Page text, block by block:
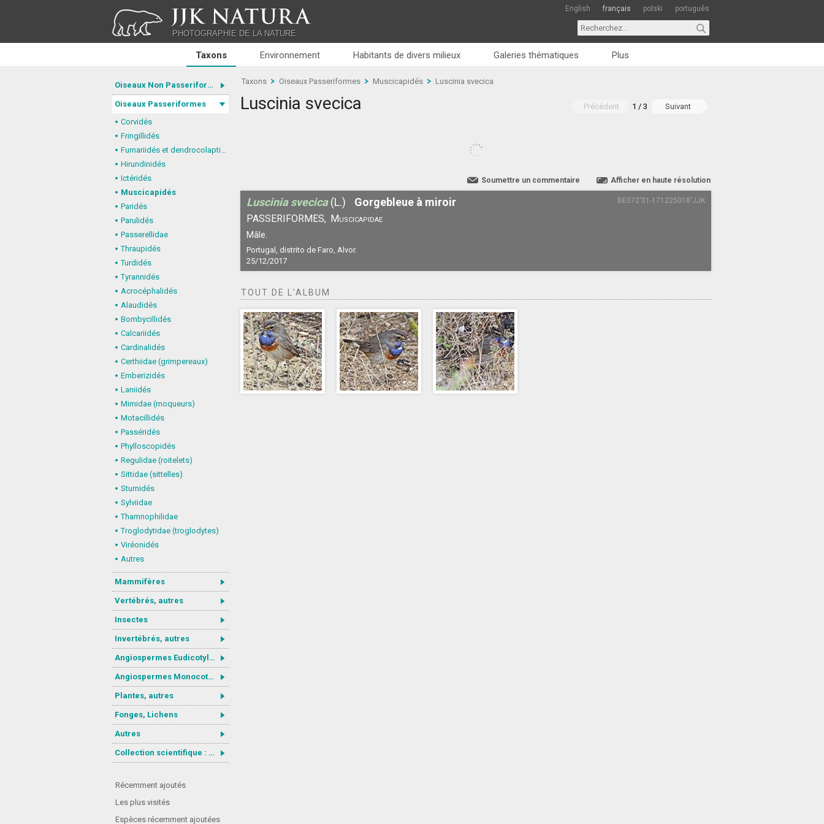
JJK NATURA
PHOTOGRAPHIE DE LA NATURE
English français polski português
Taxons Environnement Habitants de divers milieux Galeries thématiques Plus
Oiseaux Non Passeriformes
Oiseaux Passeriformes
Corvidés
Fringillidés
Furnariidés et dendrocolaptidés
Hirundinidés
Ictéridés
Muscicapidés
Paridés
Parulidés
Passerellidae
Thraupidés
Turdidés
Tyrannidés
Acrocéphalidés
Alaudidés
Bombycillidés
Calcariidés
Cardinalidés
Certhiidae (grimpereaux)
Emberizidés
Laniidés
Mimidae (moqueurs)
Motacillidés
Passéridés
Phylloscopidés
Regulidae (roitelets)
Sittidae (sittelles)
Sturnidés
Sylviidae
Thamnophilidae
Troglodytidae (troglodytes)
Viréonidés
Autres
Mammifères
Vertébrés, autres
Insectes
Invertébrés, autres
Angiospermes Eudicotylédones
Angiospermes Monocotylédones
Plantes, autres
Fonges, Lichens
Autres
Collection scientifique : Gastrotricha
Récemment ajoutés
Les plus visités
Espèces récemment ajoutées
Taxons Oiseaux Passeriformes Muscicapidés Luscinia svecica
Luscinia svecica Précédent 1 / 3 Suivant
Afficher en haute résolution
Soumettre un commentaire
Luscinia svecica (L.) Gorgebleue à miroir
PASSERIFORMES, Muscicapidae
Mâle.
Portugal, distrito de Faro, Alvor.
25/12/2017
BE072'01-171225018'JJK
TOUT DE L'ALBUM